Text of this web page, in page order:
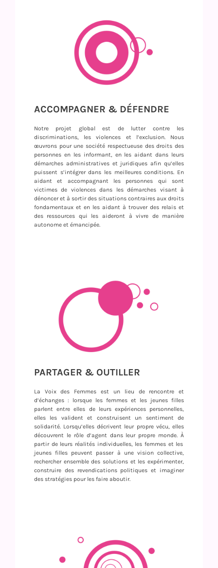
PARTAGER & OUTILLER
La Voix des Femmes est un lieu de rencontre et
d’échanges : lorsque les femmes et les jeunes filles
parlent entre elles de leurs expériences personnelles,
elles les valident et construisent un sentiment de
solidarité. Lorsqu’elles décrivent leur propre vécu, elles
découvrent le rôle d’agent dans leur propre monde.À
partir de leurs réalités individuelles, les femmes et les
jeunes filles peuvent passer à une vision collective,
rechercher ensemble des solutions et les expérimenter,
construire des revendications politiques et imaginer
des stratégies pour les faire aboutir.
ACCOMPAGNER & DÉFENDRE
Notre projet global est de lutter contre les
discriminations, les violences et l’exclusion. Nous
œuvrons pour une société respectueuse des droits des
personnes en les informant, en les aidant dans leurs
démarches administratives et juridiques afin qu’elles
puissent s’intégrer dans les meilleures conditions. En
aidant et accompagnant les personnes qui sont
victimes de violences dans les démarches visant à
dénoncer et à sortir des situations contraires aux droits
fondamentaux et en les aidant à trouver des relais et
des ressources qui les aideront à vivre de manière
autonome et émancipée.